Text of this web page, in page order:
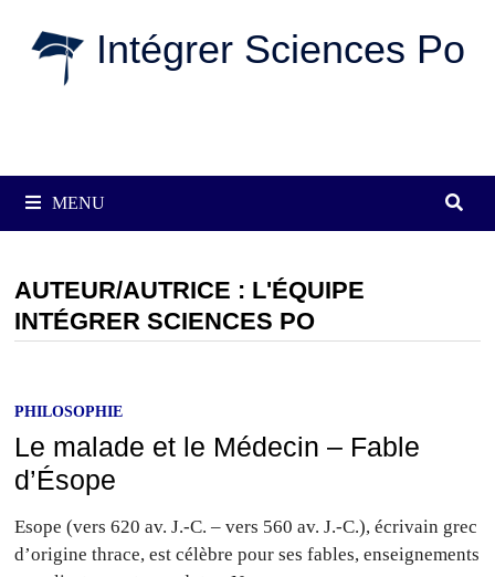
Intégrer Sciences Po
MENU
AUTEUR/AUTRICE : L'ÉQUIPE
INTÉGRER SCIENCES PO
PHILOSOPHIE
Le malade et le Médecin – Fable
d’Ésope
Esope (vers 620 av. J.-C. – vers 560 av. J.-C.), écrivain grec
d’origine thrace, est célèbre pour ses fables, enseignements